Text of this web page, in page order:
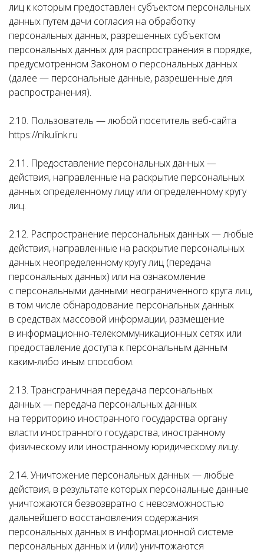
лиц к которым предоставлен субъектом персональных
данных путем дачи согласия на обработку
персональных данных, разрешенных субъектом
персональных данных для распространения в порядке,
предусмотренном Законом о персональных данных
(далее — персональные данные, разрешенные для
распространения).
2.10. Пользователь — любой посетитель веб-сайта
https://nikulink.ru
2.11. Предоставление персональных данных —
действия, направленные на раскрытие персональных
данных определенному лицу или определенному кругу
лиц.
2.12. Распространение персональных данных — любые
действия, направленные на раскрытие персональных
данных неопределенному кругу лиц (передача
персональных данных) или на ознакомление
с персональными данными неограниченного круга лиц,
в том числе обнародование персональных данных
в средствах массовой информации, размещение
в информационно-телекоммуникационных сетях или
предоставление доступа к персональным данным
каким-либо иным способом.
2.13. Трансграничная передача персональных
данных — передача персональных данных
на территорию иностранного государства органу
власти иностранного государства, иностранному
физическому или иностранному юридическому лицу.
2.14. Уничтожение персональных данных — любые
действия, в результате которых персональные данные
уничтожаются безвозвратно с невозможностью
дальнейшего восстановления содержания
персональных данных в информационной системе
персональных данных и (или) уничтожаются